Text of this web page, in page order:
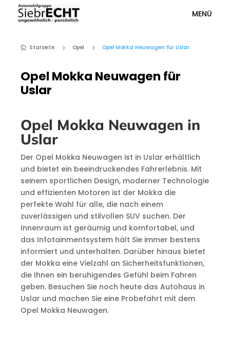
MENÜ
 Starseite 5 Opel 5 Opel Mokka Neuwagen für Uslar
Opel Mokka Neuwagen für
Uslar
Opel Mokka Neuwagen in
Uslar
Der Opel Mokka Neuwagen ist in Uslar erhältlich
und bietet ein beeindruckendes Fahrerlebnis. Mit
seinem sportlichen Design, moderner Technologie
und effizienten Motoren ist der Mokka die
perfekte Wahl für alle, die nach einem
zuverlässigen und stilvollen SUV suchen. Der
Innenraum ist geräumig und komfortabel, und
das Infotainmentsystem hält Sie immer bestens
informiert und unterhalten. Darüber hinaus bietet
der Mokka eine Vielzahl an Sicherheitsfunktionen,
die Ihnen ein beruhigendes Gefühl beim Fahren
geben. Besuchen Sie noch heute das Autohaus in
Uslar und machen Sie eine Probefahrt mit dem
Opel Mokka Neuwagen.